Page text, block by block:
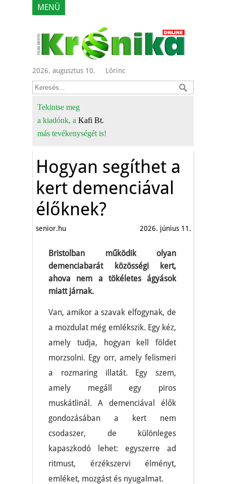
MENÜ
2026. augusztus 10. Lörinc
Tekintse meg
a kiadónk, a Kafi Bt.
más tevékenységét is!
Hogyan segíthet a
kert demenciával
élőknek?
senior.hu 2026. június 11.
Bristolban működik olyan
demenciabarát közösségi kert,
ahova nem a tökéletes ágyások
miatt járnak.
Van, amikor a szavak elfogynak, de
a mozdulat még emlékszik. Egy kéz,
amely tudja, hogyan kell földet
morzsolni. Egy orr, amely felismeri
a rozmaring illatát. Egy szem,
amely megáll egy piros
muskátlinál. A demenciával élők
gondozásában a kert nem
csodaszer, de különleges
kapaszkodó lehet: egyszerre ad
ritmust, érzékszervi élményt,
emléket, mozgást és nyugalmat.